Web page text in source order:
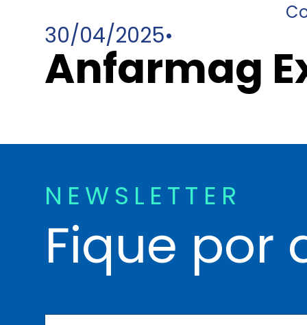
30/04/2025•
Anfarmag
NEWSLETTER
Fique por
N